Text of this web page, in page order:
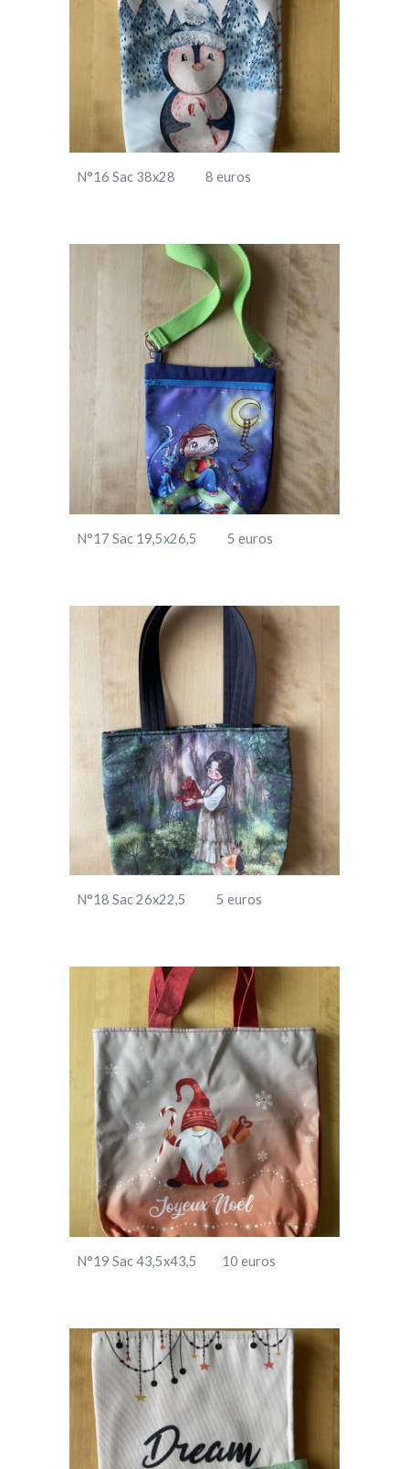
N°16 Sac 38x28 8 euros
N°17 Sac 19,5x26,5 5 euros
N°18 Sac26x22,5 5 euros
N°19 Sac 43,5x43,5 10 euros